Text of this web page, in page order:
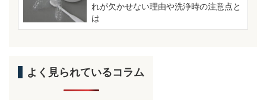
れが欠かせない理由や洗浄時の注意点と
は
よく見られているコラム